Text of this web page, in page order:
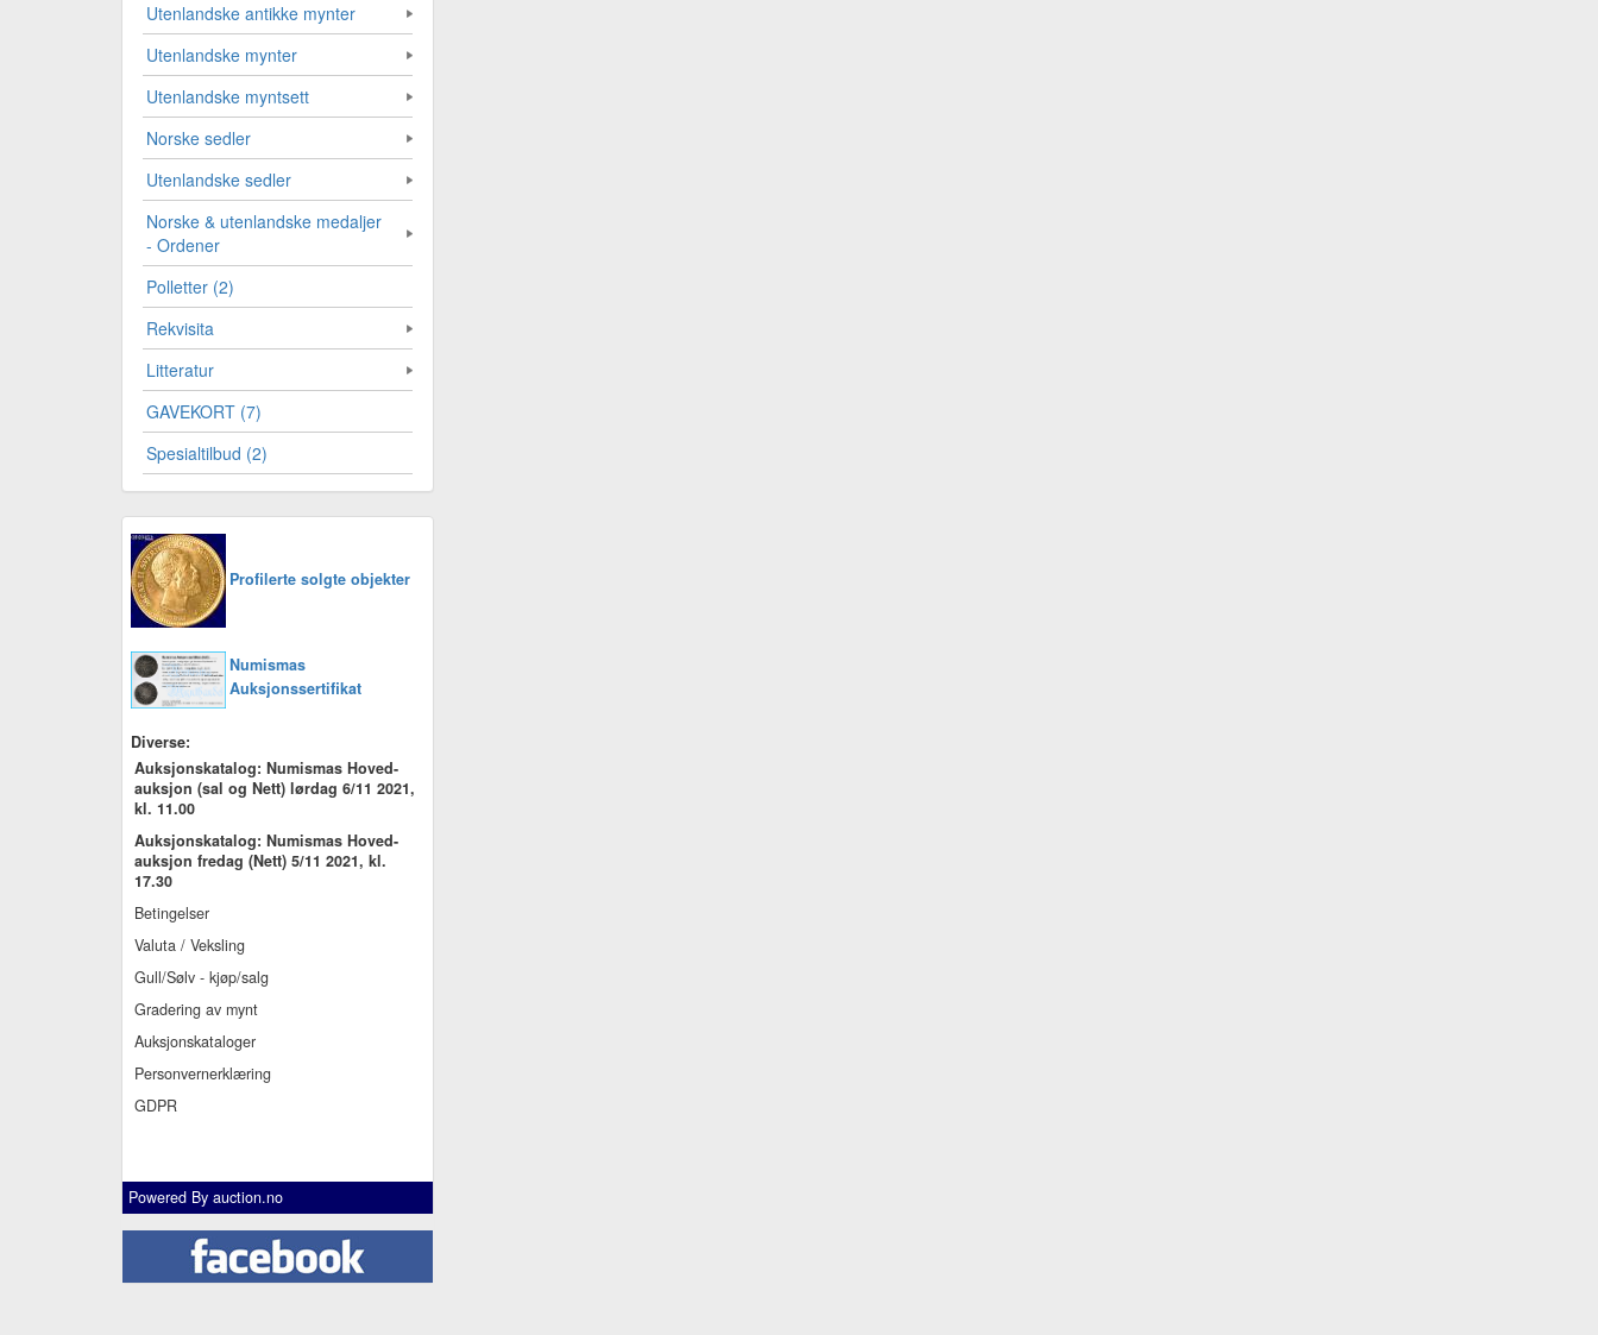
Utenlandske antikke mynter
Utenlandske mynter
Utenlandske myntsett
Norske sedler
Utenlandske sedler
Norske & utenlandske medaljer
- Ordener
Polletter (2)
Rekvisita
Litteratur
GAVEKORT (7)
Spesialtilbud (2)
Profilerte solgte objekter
Numismas
Auksjonssertifikat
Diverse:
Auksjonskatalog: Numismas Hoved-
auksjon (sal og Nett) lørdag 6/11 2021,
kl. 11.00
Auksjonskatalog: Numismas Hoved-
auksjon fredag (Nett) 5/11 2021, kl.
17.30
Betingelser
Valuta / Veksling
Gull/Sølv - kjøp/salg
Gradering av mynt
Auksjonskataloger
Personvernerklæring
GDPR
Powered By auction.no